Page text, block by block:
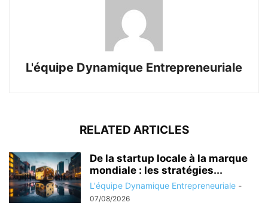
L'équipe Dynamique Entrepreneuriale
RELATED ARTICLES
De la startup locale à la marque
mondiale : les stratégies...
L'équipe Dynamique Entrepreneuriale -
07/08/2026